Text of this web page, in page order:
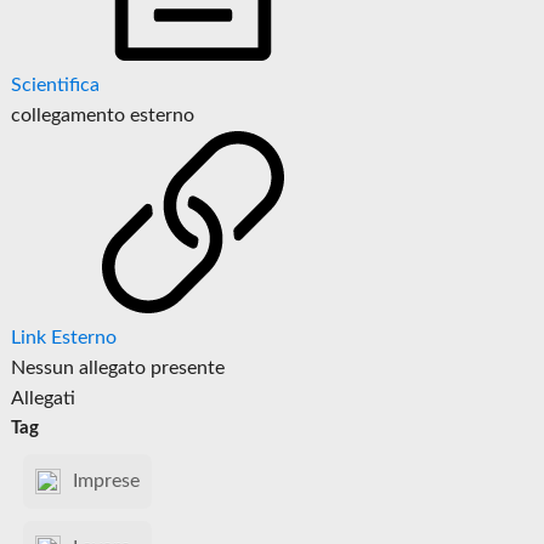
Scientifica
collegamento esterno
Link Esterno
Nessun allegato presente
Allegati
Tag
Imprese